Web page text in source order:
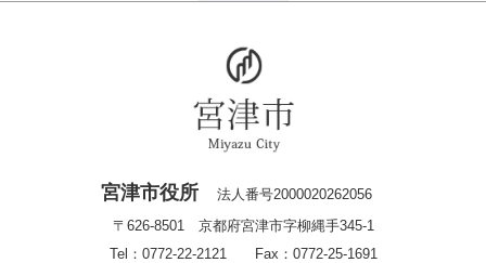
宮津市役所
法人番号2000020262056
〒626-8501 京都府宮津市字柳縄手345-1
Tel：0772-22-2121 Fax：0772-25-1691